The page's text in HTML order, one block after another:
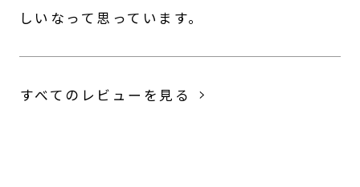
すべてのレビューを見る